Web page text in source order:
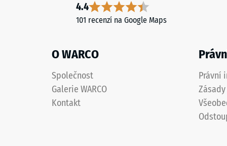
harmonicky.
Materiál
–
v
-
škály
4.4
101 recenzí na Google Maps
O WARCO
Společnost
Galerie WARCO
Kontakt
Právní